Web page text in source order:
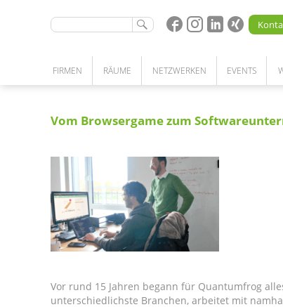
FIRMEN
NETZWERKPARTNERSCHAFT
KOMPETENZSUCHE
RÄUME
UNSERE LEISTUNGEN
COWORKING SPACE
NETZWERKEN
PATENSCHAFTSPROGRAMM
EVENTS
Vom Browsergame zum
Vor rund 15 Jahren begann für Quantumfrog
unterschiedlichste Branchen, arbeitet mit